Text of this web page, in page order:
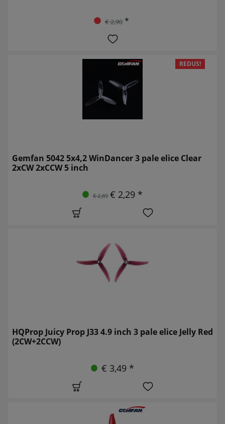
€ 2,90*
REDUS!
Gemfan 5042 5x4,2 WinDancer 3 pale elice Clear
2xCW 2xCCW 5 inch
€ 2,89 € 2,29 *
HQProp Juicy Prop J33 4.9 inch 3 pale elice Jelly Red
(2CW+2CCW)
€ 3,49 *